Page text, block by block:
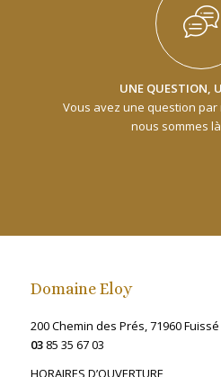
UNE QUESTION,
Vous avez une question
nous sommes
Domaine Eloy
200 Chemin des Prés, 71960 Fuissé
0385 35 67 03
HORAIRES D’OUVERTURE